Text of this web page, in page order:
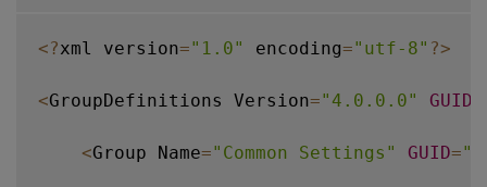
<?xml version="1.0" encoding="utf-8" ?>
<GroupDefinitions Version="4.0.0.0" GUID
<Group Name="Common Settings" GUID=